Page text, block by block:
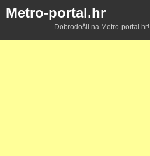
Metro-portal.hr
Dobrodošli na Metro-portal.hr!